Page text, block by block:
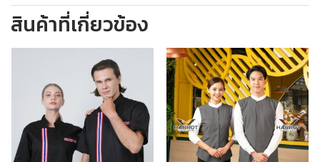
สินค้าที่เกี่ยวข้อง